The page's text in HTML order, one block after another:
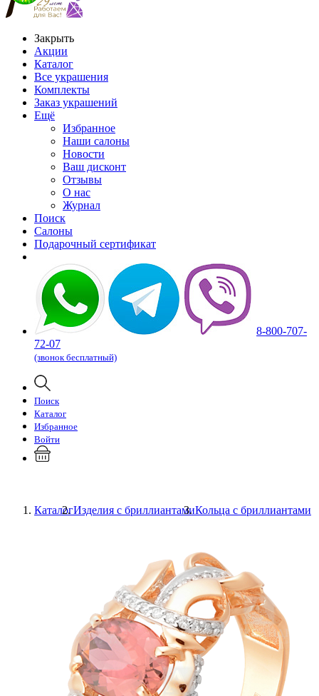
Закрыть
Акции
Каталог
Все украшения
Комплекты
Заказ украшений
Ещё
Избранное
Наши салоны
Новости
Ваш дисконт
Отзывы
О нас
Журнал
Поиск
Салоны
Подарочный сертификат
8-800-707-
72-07
(звонок бесплатный)
Поиск
Каталог
Избранное
Войти
КаталогИзделия с бриллиантамиКольца с бриллиантами